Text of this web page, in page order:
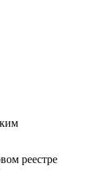
реестре